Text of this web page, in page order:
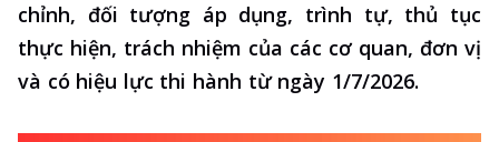
chỉnh, đối tượng áp dụng, trình tự, thủ tục
thực hiện, trách nhiệm của các cơ quan, đơn vị
và có hiệu lực thi hành từ ngày 1/7/2026.